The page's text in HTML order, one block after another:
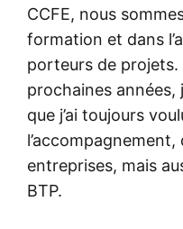
CCFE, nous
formation et dans
porteurs de projets.
prochaines
que j’ai toujours
l’accompagnement,
entreprises, mais
BTP.